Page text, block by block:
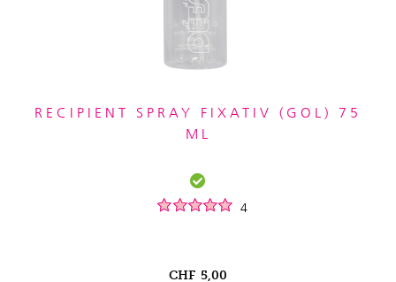
RECIPIENT SPRAY FIXATIV (GOL) 75
ML
4
CHF 5,00